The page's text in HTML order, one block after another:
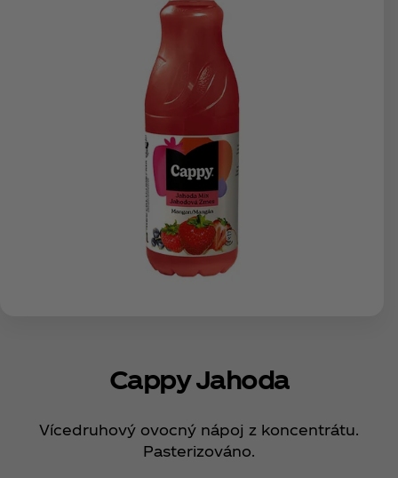
Cappy Jahoda
Vícedruhový ovocný nápoj z koncentrátu.
Pasterizováno.